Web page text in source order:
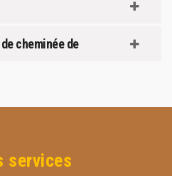
cheminée de
services